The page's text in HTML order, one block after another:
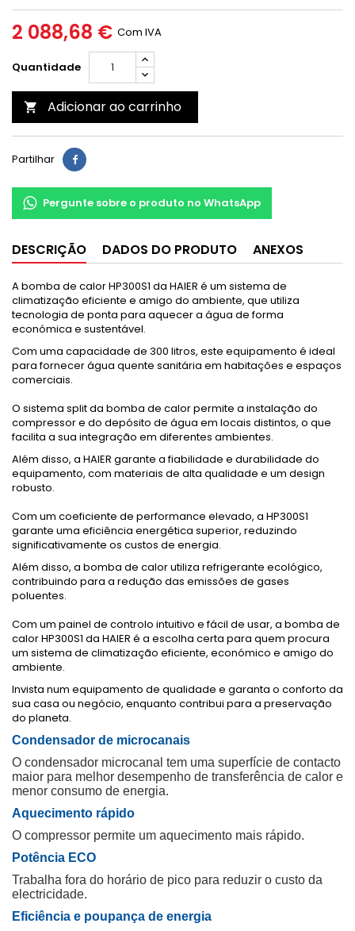
2 088,68 € Com IVA
Quantidade
 Adicionar ao carrinho
Partilhar
Pergunte sobre o produto no WhatsApp
DESCRIÇÃO DADOS DO PRODUTO ANEXOS
A bomba de calor HP300S1 da HAIER é um sistema de
climatização eficiente e amigo do ambiente, que utiliza
tecnologia de ponta para aquecer a água de forma
económica e sustentável.
Com uma capacidade de 300 litros, este equipamento é ideal
para fornecer água quente sanitária em habitações e espaços
comerciais.
O sistema split da bomba de calor permite a instalação do
compressor e do depósito de água em locais distintos, o que
facilita a sua integração em diferentes ambientes.
Além disso, a HAIER garante a fiabilidade e durabilidade do
equipamento, com materiais de alta qualidade e um design
robusto.
Com um coeficiente de performance elevado, a HP300S1
garante uma eficiência energética superior, reduzindo
significativamente os custos de energia.
Além disso, a bomba de calor utiliza refrigerante ecológico,
contribuindo para a redução das emissões de gases
poluentes.
Com um painel de controlo intuitivo e fácil de usar, a bomba de
calor HP300S1 da HAIER é a escolha certa para quem procura
um sistema de climatização eficiente, económico e amigo do
ambiente.
Invista num equipamento de qualidade e garanta o conforto da
sua casa ou negócio, enquanto contribui para a preservação
do planeta.
Condensador de microcanais
O condensador microcanal tem uma superfície de contacto
maior para melhor desempenho de transferência de calor e
menor consumo de energia.
Aquecimento rápido
O compressor permite um aquecimento mais rápido.
Potência ECO
Trabalha fora do horário de pico para reduzir o custo da
electricidade.
Eficiência e poupança de energia